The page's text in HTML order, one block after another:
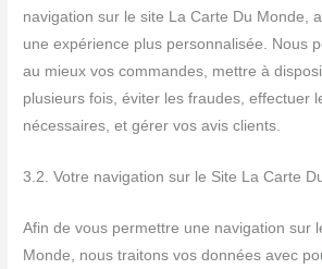
navigation sur le site La Carte Du Monde,
une expérience plus personnalisée. Nous
au mieux vos commandes, mettre à
plusieurs fois, éviter les fraudes, effectuer
nécessaires, et gérer vos avis clients.
3.2. Votre navigation sur le Site La Carte
Afin de vous permettre une navigation sur
Monde, nous traitons vos données avec